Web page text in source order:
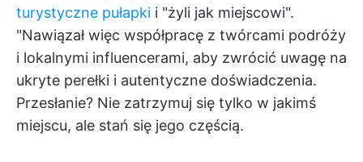
turystyczne pułapki i "żyli jak miejscowi".
"Nawiązał więc współpracę z twórcami podróży
i lokalnymi influencerami, aby zwrócić uwagę na
ukryte perełki i autentyczne doświadczenia.
Przesłanie? Nie zatrzymuj się tylko w jakimś
miejscu, ale stań się jego częścią.